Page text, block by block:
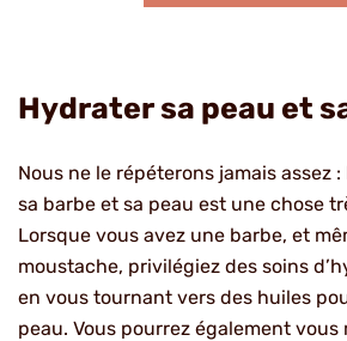
Hydrater sa peau et
Nous ne le répéterons jamais assez
sa barbe et sa peau est une chose
Lorsque vous avez une barbe, et
moustache, privilégiez des soins
en vous tournant vers des huiles
peau. Vous pourrez également vous